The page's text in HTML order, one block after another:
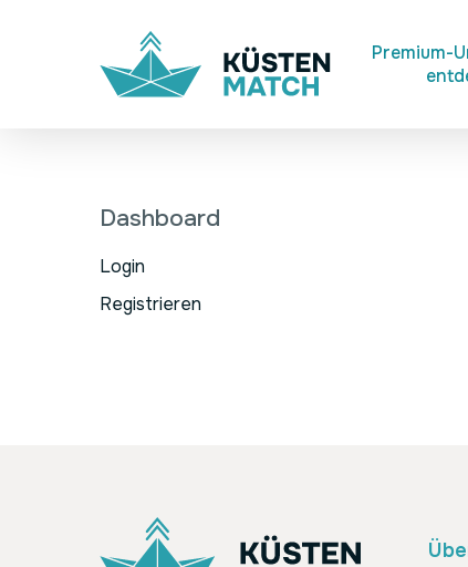
Premium-
Dashboard
Login
Registrieren